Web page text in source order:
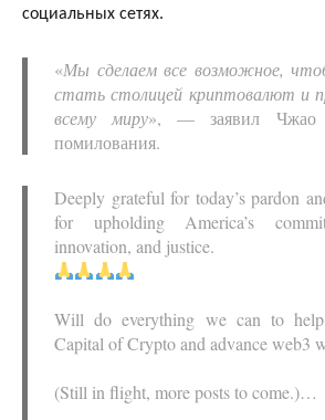
социальных сетях.
«Мы сделаем все возможное,
стать столицей криптовалют и
всему миру», — заявил Чжао
помилования.
Deeply grateful for today’s pardon
for upholding America’s
innovation, and justice.
Will do everything we can to
Capital of Crypto and advance web3
(Still in flight, more posts to come.)…